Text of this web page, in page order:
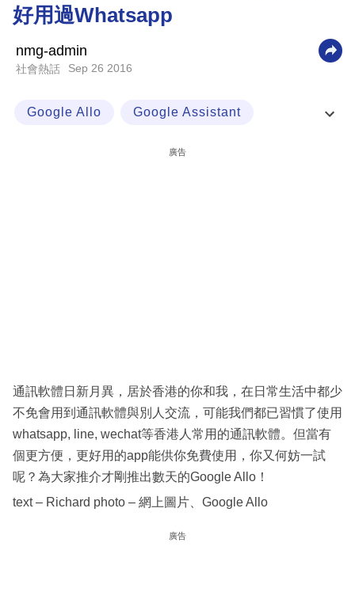
商
科
區
好用過Whatsapp
nmg-admin
社會熱話 Sep 26 2016
Google Allo Google Assistant
廣告
通訊軟體日新月異，居於香港的你和我，在日常生活中都少
不免會用到通訊軟體與別人交流，可能我們都已習慣了使用
whatsapp, line, wechat等香港人常用的通訊軟體。但當有
個更方便，更好用的app能供你免費使用，你又何妨一試
呢？為大家推介才剛推出數天的Google Allo！
text – Richard photo – 網上圖片、Google Allo
廣告